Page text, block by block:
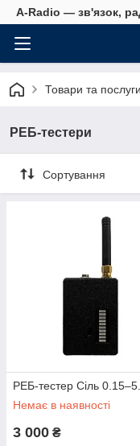
A-Radio — зв'язок,
Товари та послуги
РЕБ-тестери
Сортування
РЕБ-тестер Сіль
Немає в наявності
3 000 ₴